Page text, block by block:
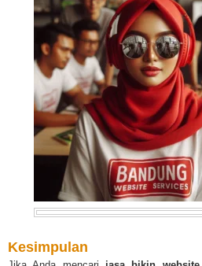
Kesimpulan